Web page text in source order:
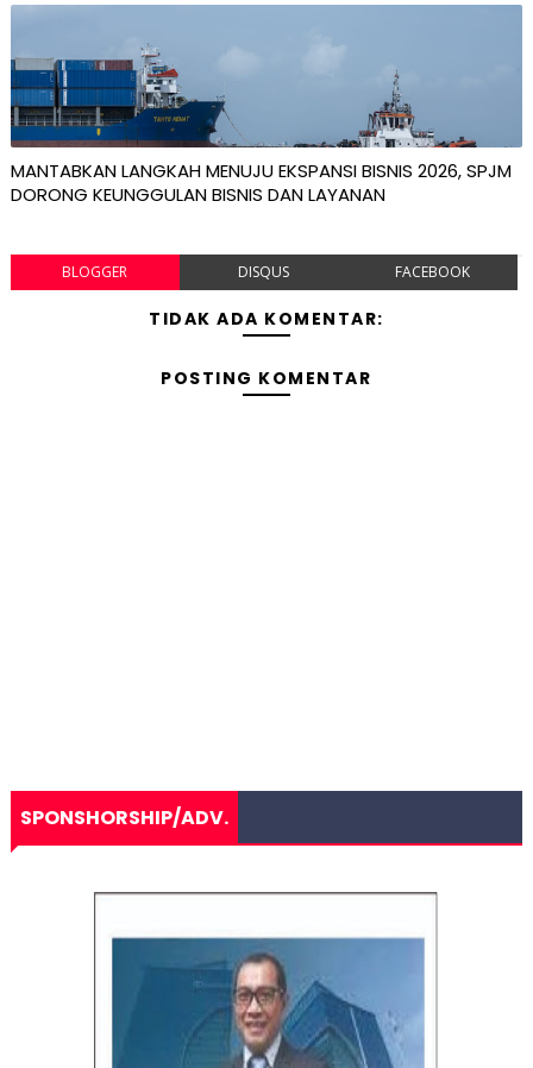
MANTABKAN LANGKAH MENUJU EKSPANSI BISNIS 2026, SPJM
DORONG KEUNGGULAN BISNIS DAN LAYANAN
BLOGGER DISQUS FACEBOOK
TIDAK ADA KOMENTAR:
POSTING KOMENTAR
SPONSHORSHIP/ADV.